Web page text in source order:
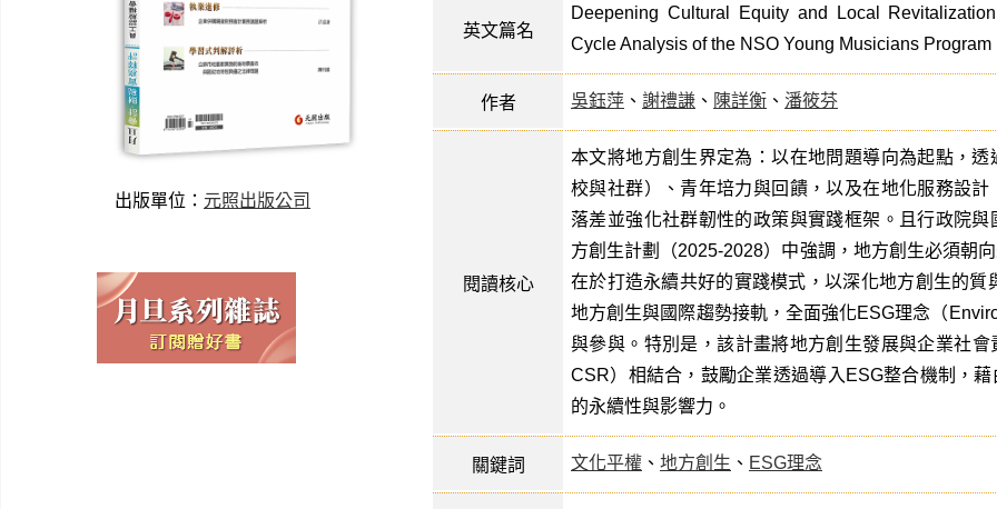
出版單位： 元照出版公司
英文篇名
Deepening Cultural Equity and Local
Cycle Analysis of the NSO Young Musicians Program
作者 吳鈺萍 、 謝禮謙 、 陳詳衡 、 潘筱芬
閱讀核心
本文將地方創生界定為：以在地問題導向為起點，
校與社群）、青年培力與回饋，以及在地化服務設
落差並強化社群韌性的政策與實踐框架。且行政院
方創生計劃（2025-2028）中強調，地方創生必須朝
在於打造永續共好的實踐模式，以深化地方創生的
地方創生與國際趨勢接軌，全面強化ESG理念（
與參與。特別是，該計畫將地方創生發展與企業社
CSR）相結合，鼓勵企業透過導入ESG整合機制，
的永續性與影響力。
關鍵詞 文化平權 、 地方創生 、 ESG理念